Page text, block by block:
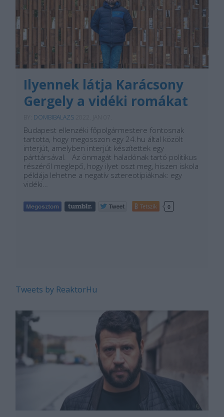
Ilyennek látja Karácsony
Gergely a vidéki romákat
DOMBIBALAZS
Budapest ellenzéki főpolgármestere fontosnak
tartotta, hogy megosszon egy 24.hu által közölt
interjút, amelyben interjút készítettek egy
párttársával. Az önmagát haladónak tartó politikus
részéről meglepő, hogy ilyet oszt meg, hiszen iskola
példája lehetne a negatív sztereotípiáknak: egy
vidéki…
Tetszik 0
Tweets by ReaktorHu